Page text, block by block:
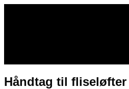
Håndtag til fliseløfter